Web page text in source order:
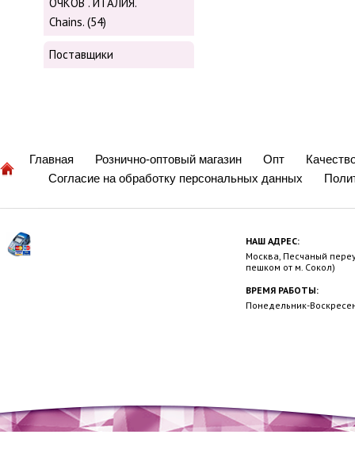
Chains. (54)
Поставщики
Главная Рознично-оптовый магазин Опт
Согласие на обработку персональных данных
НАШ АДРЕС:
Москва, Песчаный
пешком от м. Сокол)
ВРЕМЯ РАБОТЫ:
Понедельник-